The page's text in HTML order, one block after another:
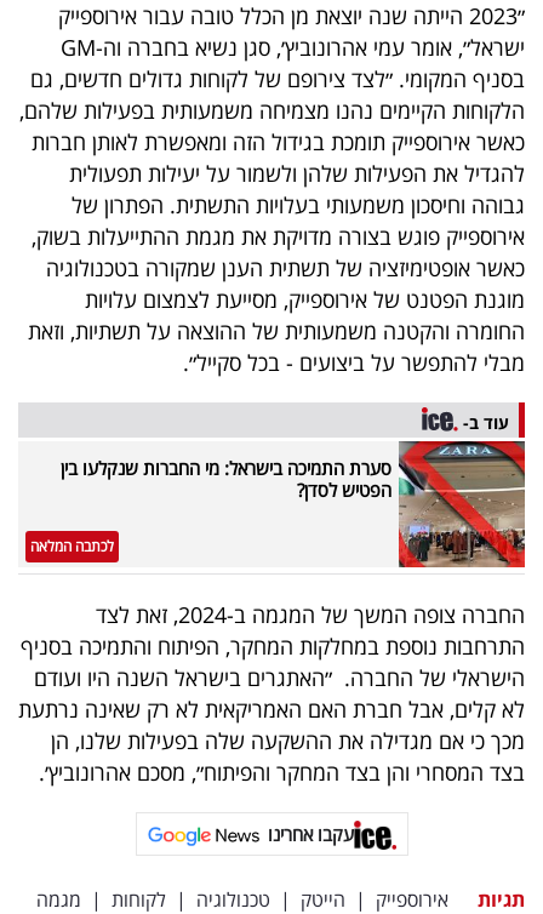
דרושים
ניוזלטרים
מייל
אדום
באייס
עקבו
אחרינו:
״2023 הייתה שנה יוצאת מן הכלל טובה עבור אירוספייק
ישראל״, אומר עמי אהרונוביץ׳, סגן נשיא בחברה וה-GM
בסניף המקומי. ״לצד צירופם של לקוחות גדולים חדשים, גם
הלקוחות הקיימים נהנו מצמיחה משמעותית בפעילות שלהם,
כאשר אירוספייק תומכת בגידול הזה ומאפשרת לאותן חברות
להגדיל את הפעילות שלהן ולשמור על יעילות תפעולית
גבוהה וחיסכון משמעותי בעלויות התשתית. הפתרון של
אירוספייק פוגש בצורה מדויקת את מגמת ההתייעלות בשוק,
כאשר אופטימיזציה של תשתית הענן שמקורה בטכנולוגיה
מוגנת הפטנט של אירוספייק, מסייעת לצמצום עלויות
החומרה והקטנה משמעותית של ההוצאה על תשתיות, וזאת
מבלי להתפשר על ביצועים - בכל סקייל״.
עוד ב-
סערת התמיכה בישראל: מי החברות שנקלעו בין
הפטיש לסדן?
לכתבה המלאה
החברה צופה המשך של המגמה ב-2024, זאת לצד
התרחבות נוספת במחלקות המחקר, הפיתוח והתמיכה בסניף
הישראלי של החברה. ״האתגרים בישראל השנה היו ועודם
לא קלים, אבל חברת האם האמריקאית לא רק שאינה נרתעת
מכך כי אם מגדילה את ההשקעה שלה בפעילות שלנו, הן
בצד המסחרי והן בצד המחקר והפיתוח״, מסכם אהרונוביץ׳.
עקבו אחרינו
תגיות אירוספייק | הייטק | טכנולוגיה | לקוחות | מגמה